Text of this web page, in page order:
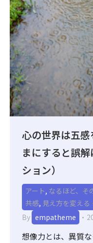
心の世界は五
まにすると誤
ション）
アート, なるほど、そ
共感, 見え方を変える
By empatheme
想像力とは、異質